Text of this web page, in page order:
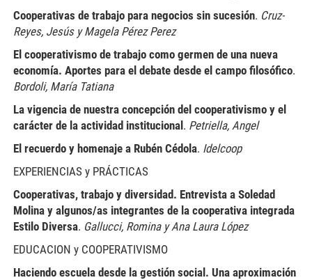
Cooperativas de trabajo para negocios sin sucesión. Cruz-
Reyes, Jesús y Magela Pérez Perez
El cooperativismo de trabajo como germen de una nueva
economía. Aportes para el debate desde el campo filosófico.
Bordoli, María Tatiana
La vigencia de nuestra concepción del cooperativismo y el
carácter de la actividad institucional. Petriella, Angel
El recuerdo y homenaje a Rubén Cédola. Idelcoop
EXPERIENCIAS y PRÁCTICAS
Cooperativas, trabajo y diversidad. Entrevista a Soledad
Molina y algunos/as integrantes de la cooperativa integrada
Estilo Diversa. Gallucci, Romina y Ana Laura López
EDUCACION y COOPERATIVISMO
Haciendo escuela desde la gestión social. Una aproximación